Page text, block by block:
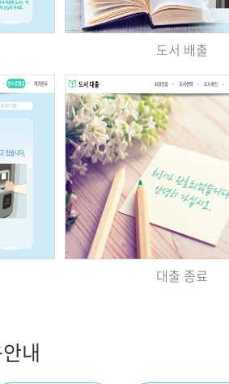
도서 배출
대출 종료
내